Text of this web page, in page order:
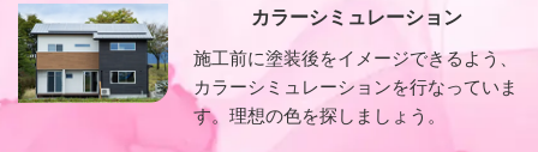
カラーシミュレーション
施工前に塗装後をイメージできるよう、
カラーシミュレーションを行なっていま
す。理想の色を探しましょう。